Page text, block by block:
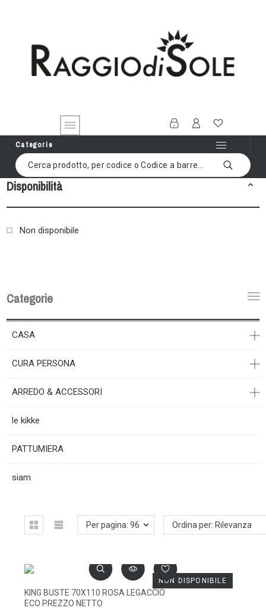
Categorie
Disponibilità
Non disponibile
Categorie
CASA
CURA PERSONA
ARREDO & ACCESSORI
le kikke
PATTUMIERA
siam
Per pagina: 96 Ordina per: Rilevanza
KING BUSTE 70X110 ROSA LEGACCIO
ECO PREZZO NETTO
NON DISPONIBILE